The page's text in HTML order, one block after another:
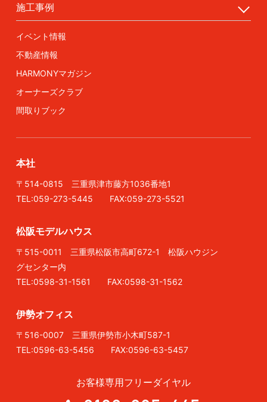
施工事例
イベント情報
不動産情報
HARMONYマガジン
オーナーズクラブ
間取りブック
本社
〒514-0815 三重県津市藤方1036番地1
TEL:059-273-5445 FAX:059-273-5521
松阪モデルハウス
〒515-0011 三重県松阪市高町672-1 松阪ハウジン
グセンター内
TEL:0598-31-1561 FAX:0598-31-1562
伊勢オフィス
〒516-0007 三重県伊勢市小木町587-1
TEL:0596-63-5456 FAX:0596-63-5457
お客様専用フリーダイヤル